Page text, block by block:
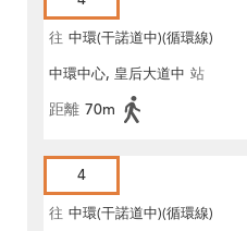
往 中環(干諾道中)(循環線)
中環中心, 皇后大道中 站
距離 70m
4
往 中環(干諾道中)(循環線)